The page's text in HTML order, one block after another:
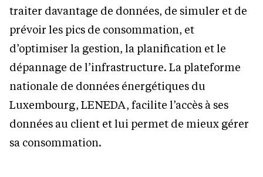
traiter davantage de données, de simuler et de
prévoir les pics de consommation, et
d’optimiser la gestion, la planification et le
dépannage de l’infrastructure. La plateforme
nationale de données énergétiques du
Luxembourg, LENEDA, facilite l’accès à ses
données au client et lui permet de mieux gérer
sa consommation.